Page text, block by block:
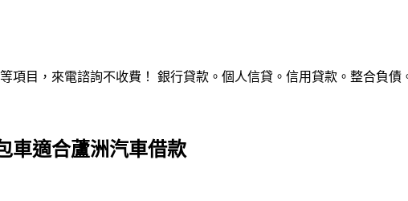
目，來電諮詢不收費！ 銀行貸款。個人信貸。信用貸款。整合負債
車適合蘆洲汽車借款